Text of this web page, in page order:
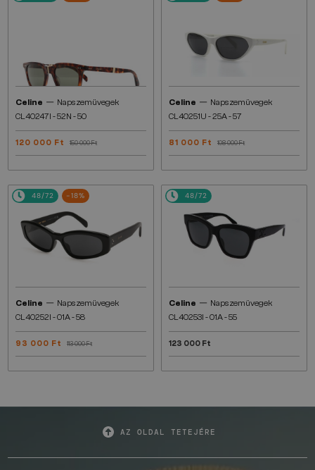
Celine — Napszemüvegek
CL40247I - 52N - 50
120 000 Ft 150 000 Ft
Celine — Napszemüvegek
CL40251U - 25A - 57
81 000 Ft 108 000 Ft
48/72 -18%
Celine — Napszemüvegek
CL40252I - 01A - 58
93 000 Ft 113 000 Ft
48/72
Celine — Napszemüvegek
CL40253I - 01A - 55
123 000 Ft
AZ OLDAL TETEJÉRE